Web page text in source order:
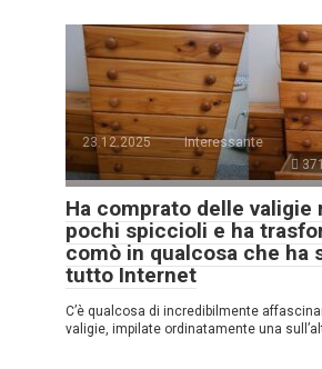
23.12.2025
Interessante
Ha comprato delle valigie
pochi spiccioli e ha
comò in qualcosa che ha
tutto Internet
C’è qualcosa di incredibilmente
valigie, impilate ordinatamente una